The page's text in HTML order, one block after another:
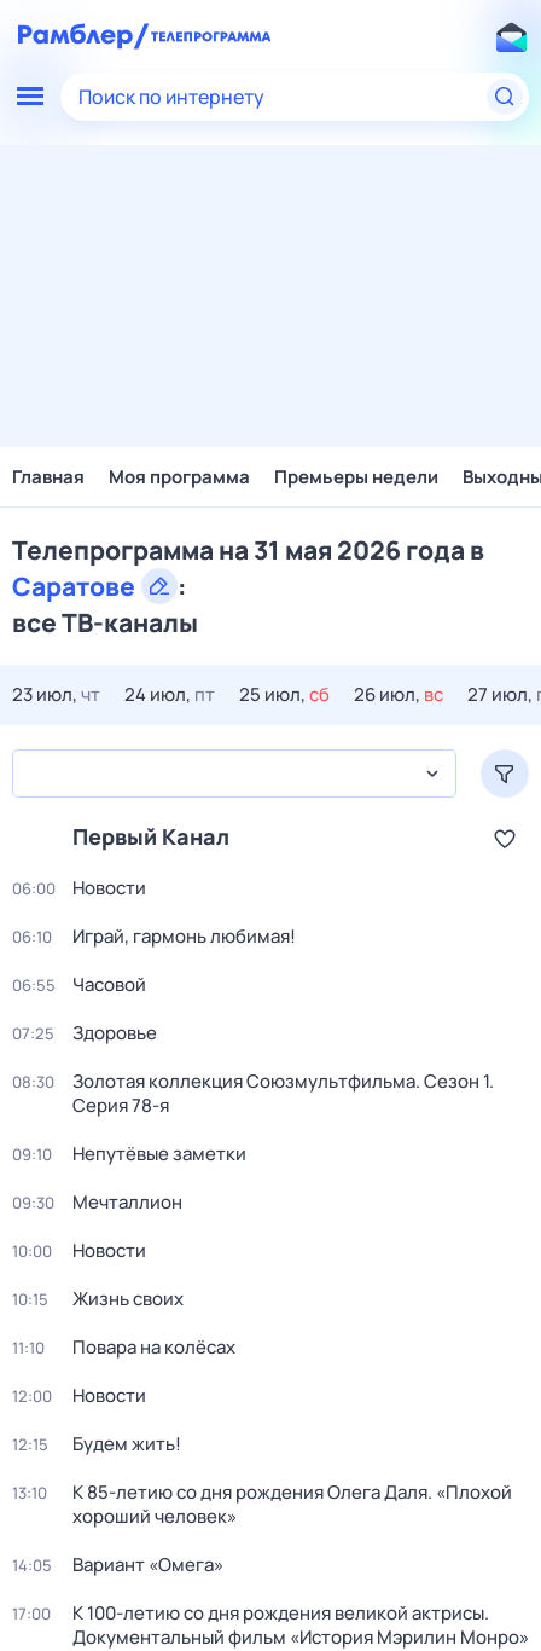
Поиск по интернету
Главная Моя программа Премьеры недели
Телепрограмма на 31 мая 2026 года в
Саратове
:
все ТВ-каналы
23 июл,чт 24 июл, пт 25 июл,сб 26 июл, вс 27 июл,
Первый Канал
06:00 Новости
06:10 Играй, гармонь любимая!
06:55 Часовой
07:25 Здоровье
08:30 Золотая коллекция Союзмультфильма. Сезон 1.
Серия 78-я
09:10 Непутёвые заметки
09:30 Мечталлион
10:00 Новости
10:15 Жизнь своих
11:10 Повара на колёсах
12:00 Новости
12:15 Будем жить!
13:10
К 85-летию со дня рождения Олега Даля. «Плохой
хороший человек»
14:05 Вариант «Омега»
17:00
К 100-летию со дня рождения великой актрисы.
Документальный фильм «История Мэрилин Монро»